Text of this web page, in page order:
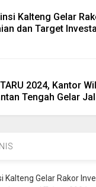
Kalteng Gelar
dan Target
2024, Kantor
Tengah Gelar
Kalteng Gelar Rakor